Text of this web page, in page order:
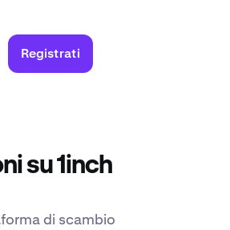
Registrati
su 1inch
di scambio